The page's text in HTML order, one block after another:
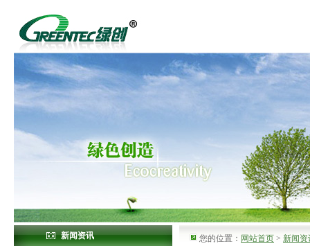
新闻资讯 您的位置： 网站首页 > 新闻资